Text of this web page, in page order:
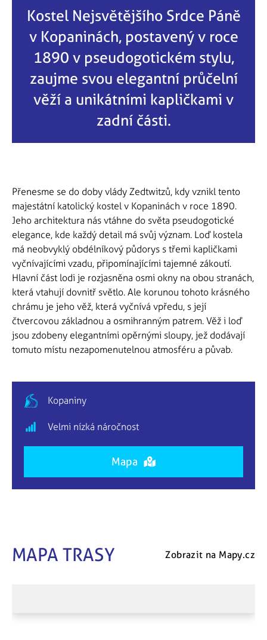
Kostel Nejsvětějšího Srdce Páně
v Kopaninách, postavený v roce
1890 v pseudogotickém stylu,
zaujme svou elegantní průčelní
věží a unikátními kapličkami v
zadní části.
Přenesme se do doby vlády Zedtwitzů, kdy vznikl tento
majestátní katolický kostel v Kopaninách v roce 1890.
Jeho architektura nás vtáhne do světa pseudogotické
elegance, kde každý detail má svůj význam. Loď kostela
má neobvyklý obdélníkový půdorys s třemi kapličkami
vyčnívajícími vzadu, připomínajícími tajemné zákoutí.
Hlavní část lodi je rozjasněna osmi okny na obou stranách,
která vtahují dovnitř světlo. Ale korunou tohoto krásného
chrámu je jeho věž, která vyčnívá vpředu, s její
čtvercovou základnou a osmihranným patrem. Věž i loď
jsou zdobeny elegantními opěrnými sloupy, jež dodávají
tomuto místu nezapomenutelnou atmosféru a půvab.
Kopaniny
Velmi nízká náročnost
Mapa
MAPA TRASY Zobrazit na Mapy.cz